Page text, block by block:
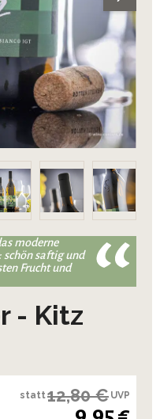
moderne
saftig und
Frucht und
- Kitz
statt12,80 € UVP